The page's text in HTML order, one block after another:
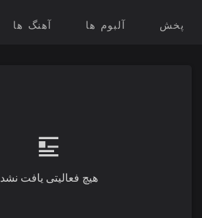
آهنگ ها آلبوم ها پخش
هیچ فعالیتی یافت نشد